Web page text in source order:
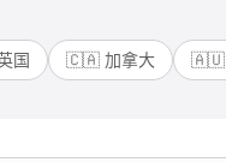
国 🇨🇦 加拿大 🇦🇺